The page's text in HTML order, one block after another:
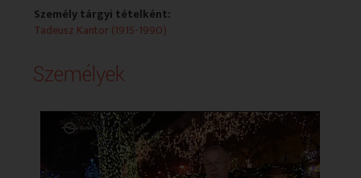
Személy tárgyi tételként:
Tadeusz Kantor (1915-1990)
Személyek